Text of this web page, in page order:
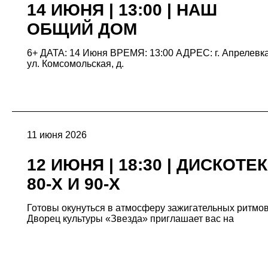
14 ИЮНЯ | 13:00 | НАШ
ОБЩИЙ ДОМ
6+ ДАТА: 14 Июня ВРЕМЯ: 13:00 АДРЕС: г.
ул. Комсомольская, д.
11 июня 2026
12 ИЮНЯ | 18:30 |
80-Х И 90-Х
Готовы окунуться в атмосферу зажигательных
Дворец культуры «Звезда» приглашает вас на